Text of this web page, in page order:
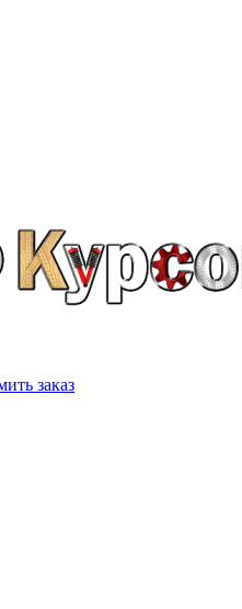
заказ